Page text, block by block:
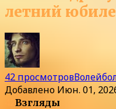
летний
42 просмотров
Добавлено Июн. 01,
Взгляды